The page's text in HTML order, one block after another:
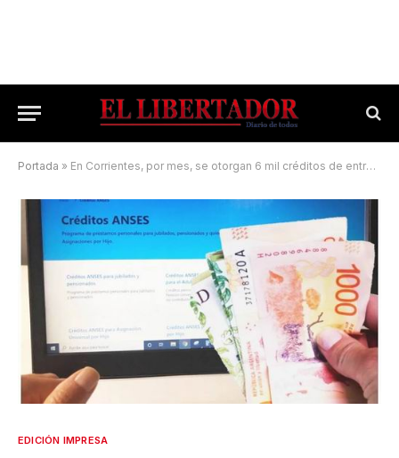
Portada » En Corrientes, por mes, se otorgan 6 mil créditos de entre $85 mil y $240 mil
EDICIÓN IMPRESA